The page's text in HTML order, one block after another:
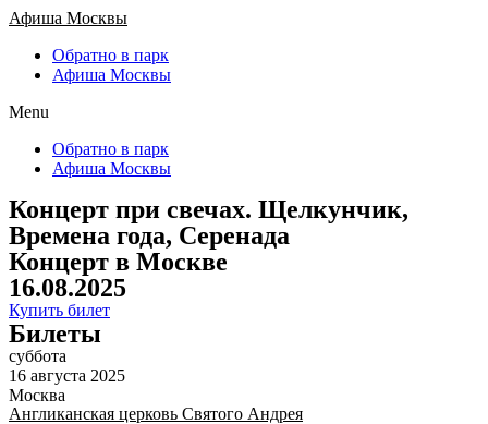
Афиша Москвы
Обратно в парк
Афиша Москвы
Menu
Обратно в парк
Афиша Москвы
Концерт при свечах. Щелкунчик,
Времена года, Серенада
Концерт в Москве
16.08.2025
Купить билет
Билеты
суббота
16 августа 2025
Москва
Англиканская церковь Святого Андрея